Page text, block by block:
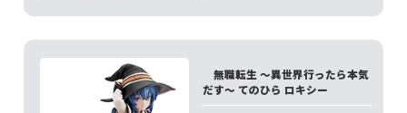
無職転生 ～異世界行ったら本気
だす～ てのひら ロキシー